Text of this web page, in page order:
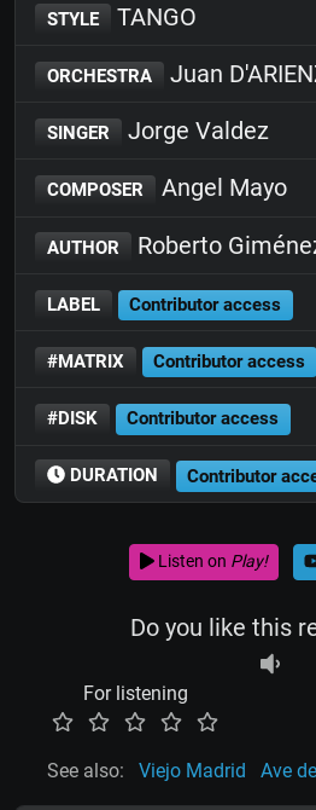
STYLE TANGO
ORCHESTRA Juan
SINGER Jorge Valdez
COMPOSER Angel Mayo
AUTHOR Roberto
LABEL Contributor access
#MATRIX Contributor access
#DISK Contributor access
DURATION Contributor
Listen on Play!
Do you like this
For listening
See also: Viejo Madrid Ave